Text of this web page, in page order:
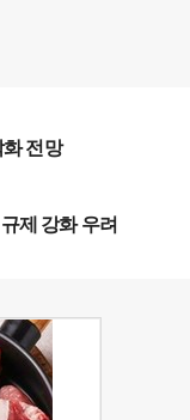
전망
제 강화 우려